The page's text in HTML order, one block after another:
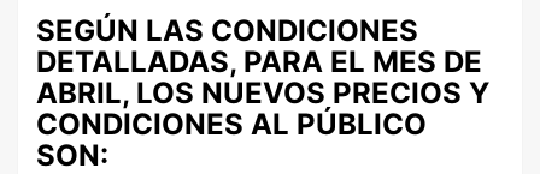
SEGÚN LAS CONDICIONES
DETALLADAS, PARA EL MES DE
ABRIL, LOS NUEVOS PRECIOS Y
CONDICIONES AL PÚBLICO
SON: